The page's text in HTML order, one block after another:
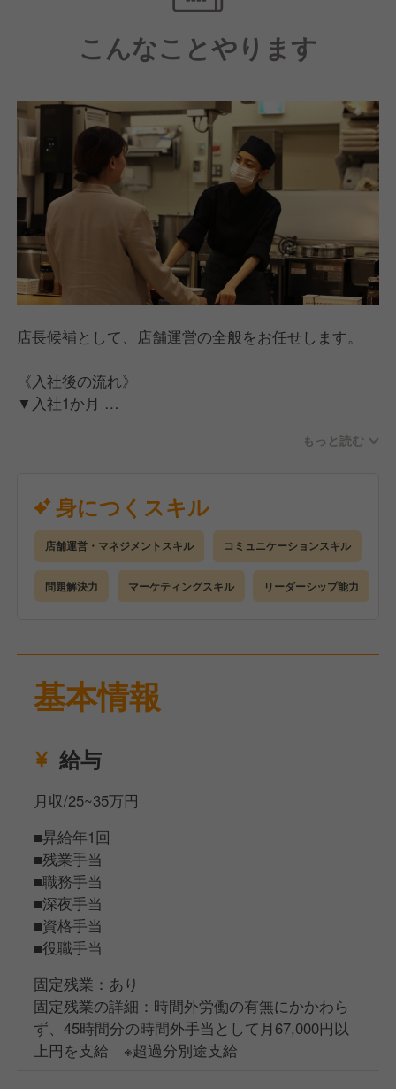
くの福利厚生をご用意。
会社が全額支給する「借り上げ社宅制度」もあり、安
心して働く環境を整備しています。
指し、さらなる制度充実を図ってまいります。
こんなことやります
店長候補として、店舗運営の全般をお任せします。
《入社後の流れ》
▼入社1か月
本社の研修後、独自の育成プログラムにて1か月程度
▼入社2か月～6か月（目安）
研修で学んだことを活かし、店舗にて接客・調理など
の業務を行っていただきます。
店長候補として活躍できるように、しっかりと実践し
ていきましょう。
す！
毎年10店舗のペースで出店計画をしているので、キャ
もっと読む
身につくスキル
店舗運営・マネジメントスキル コミュニケーションスキル
問題解決力 マーケティングスキル リーダーシップ能力
基本情報
給与
月収/25~35万円
■昇給年1回
■残業手当
■職務手当
■深夜手当
■資格手当
■役職手当
固定残業：あり
固定残業の詳細：時間外労働の有無にかかわら
ず、45時間分の時間外手当として月67,000円以
上円を支給 ※超過分別途支給